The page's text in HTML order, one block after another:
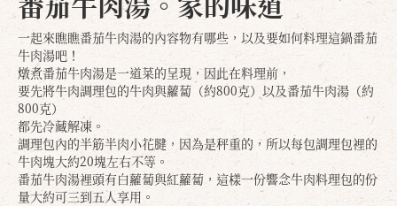
一起來瞧瞧番茄牛肉湯的內容物有哪些，以及要如何料理這鍋番茄
牛肉湯吧！
燉煮番茄牛肉湯是一道菜的呈現，因此在料理前，
要先將牛肉調理包的牛肉與蘿蔔（約800克）以及番茄牛肉湯（約
800克）
都先冷藏解凍。
調理包內的半筋半肉小花腱，因為是秤重的，所以每包調理包裡的
牛肉塊大約20塊左右不等。
番茄牛肉湯裡頭有白蘿蔔與紅蘿蔔，這樣一份響念牛肉料理包的份
量大約可三到五人享用。